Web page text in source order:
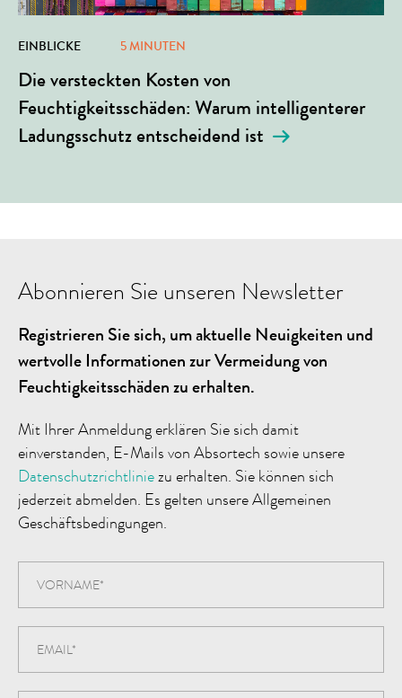
EINBLICKE 5 MINUTEN
Die versteckten Kosten von
Feuchtigkeitsschäden: Warum intelligenterer
Ladungsschutz entscheidend ist
Abonnieren Sie unseren Newsletter
Registrieren Sie sich, um aktuelle Neuigkeiten und
wertvolle Informationen zur Vermeidung von
Feuchtigkeitsschäden zu erhalten.
Mit Ihrer Anmeldung erklären Sie sich damit
einverstanden, E-Mails von Absortech sowie unsere
Datenschutzrichtliniezu erhalten. Sie können sich
jederzeit abmelden. Es gelten unsere Allgemeinen
Geschäftsbedingungen.